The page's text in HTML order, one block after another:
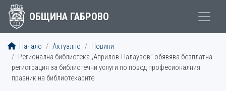
ОБЩИНА ГАБРОВО
Начало Актуално
Новини
Регионална библиотека „Априлов-Палаузов” обявява безплатна
регистрация за библиотечни услуги по повод професионалния
празник на библиотекарите